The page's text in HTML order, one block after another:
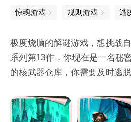
......
【惊艳之作！好评如潮】
百万级下载作品超上头！玩过
特，融合国风、日系、朋克多
仅有；全局设定充满魅力富有
惊魂游戏 规则游戏 逃
极度烧脑的解谜游戏，想挑战
系列第13作，你现在是一名秘
的核武器仓库，你需要及时逃
藏道具，探索逃离的方法，最
单，但是会让人欲罢不能。开